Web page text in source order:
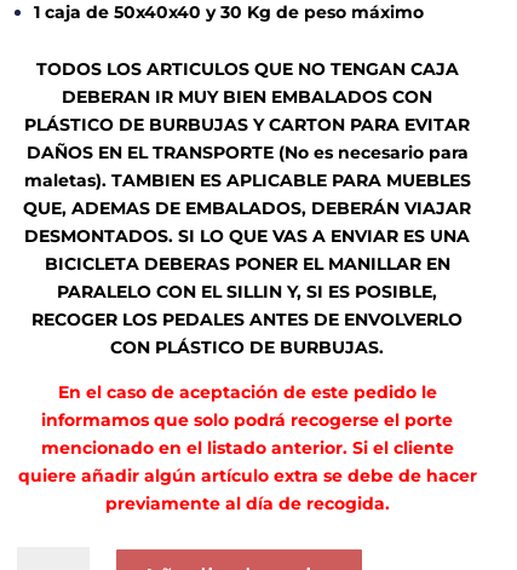
1 caja de 50x40x40 y 30 Kg de peso máximo
TODOS LOS ARTICULOS QUE NO TENGAN CAJA
DEBERAN IR MUY BIEN EMBALADOS CON
PLÁSTICO DE BURBUJAS Y CARTON PARA EVITAR
DAÑOS EN EL TRANSPORTE (No es necesario para
maletas). TAMBIEN ES APLICABLE PARA MUEBLES
QUE, ADEMAS DE EMBALADOS, DEBERÁN VIAJAR
DESMONTADOS. SI LO QUE VAS A ENVIAR ES UNA
BICICLETA DEBERAS PONER EL MANILLAR EN
PARALELO CON EL SILLIN Y, SI ES POSIBLE,
RECOGER LOS PEDALES ANTES DE ENVOLVERLO
CON PLÁSTICO DE BURBUJAS.
En el caso de aceptación de este pedido le
informamos que solo podrá recogerse el porte
mencionado en el listado anterior. Si el cliente
quiere añadir algún artículo extra se debe de hacer
previamente al día de recogida.